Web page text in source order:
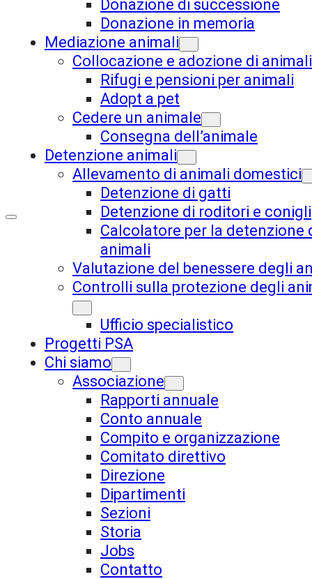
Donazione di successione
Donazione in memoria
Mediazione animali
Collocazione e adozione di animali
Rifugi e pensioni per animali
Adopt a pet
Cedere un animale
Consegna dell’animale
Detenzione animali
Allevamento di animali domestici
Detenzione di gatti
Detenzione di roditori e conigli
Calcolatore per la detenzione
animali
Valutazione del benessere degli
Controlli sulla protezione degli
Ufficio specialistico
Progetti PSA
Chi siamo
Associazione
Rapporti annuale
Conto annuale
Compito e organizzazione
Comitato direttivo
Direzione
Dipartimenti
Sezioni
Storia
Jobs
Contatto